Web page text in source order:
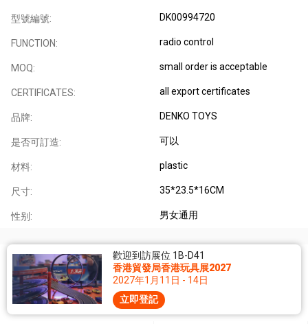
型號編號: DK00994720
FUNCTION: radio control
MOQ: small order is acceptable
CERTIFICATES: all export certificates
品牌: DENKO TOYS
是否可訂造: 可以
材料: plastic
尺寸: 35*23.5*16CM
性别: 男女通用
歡迎到訪展位 1B-D41
香港貿發局香港玩具展2027
2027年1月11日 - 14日
立即登記